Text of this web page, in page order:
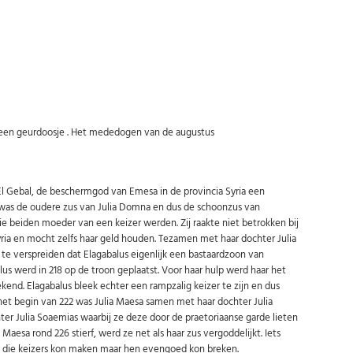
Abonneer u op onze nieuwsbrief
Schrijf u in voor onze gratis nieuwsbrief en ontvang wekelijks een
overzicht van de nieuwste munten en speciale aanbiedingen.
Uw
email
AANMELDEN
U kunt zich op elk moment weer afmelden via de nieuwsbrief.
Uw gegevens worden niet gedeeld met derden
geurdoosje . Het mededogen van de augustus
de beschermgod van Emesa in de provincia Syria een
de oudere zus van Julia Domna en dus de schoonzus van
beiden moeder van een keizer werden.Zij raakte niet betrokken bij
en mocht zelfs haar geld houden. Tezamen met haar dochter Julia
verspreiden dat Elagabalus eigenlijk een bastaardzoon van
werd in 218 op de troon geplaatst. Voor haar hulp werd haar het
Elagabalus bleek echter een rampzalig keizer te zijn en dus
van 222 was Julia Maesa samen met haar dochter Julia
Julia Soaemias waarbij ze deze door de praetoriaanse garde lieten
rond 226 stierf, werd ze net als haar zus vergoddelijkt. Iets
keizers kon maken maar hen evengoed kon breken.